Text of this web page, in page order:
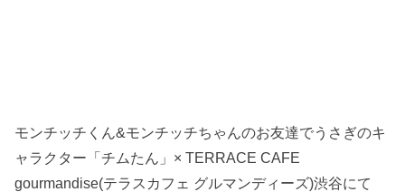
モンチッチくん&モンチッチちゃんのお友達でうさぎのキ
ャラクター「チムたん」× TERRACE CAFE
gourmandise(テラスカフェ グルマンディーズ)渋谷にて